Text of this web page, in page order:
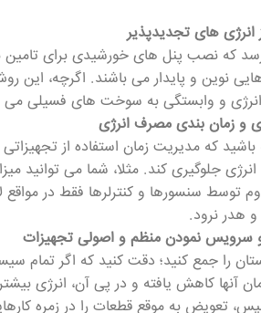
انرژی های تجدیدپذیر
که نصب پنل های خورشیدی برای تامین
نوین و پایدار می باشند. اگرچه، این
و وابستگی به سوخت های فسیلی می
و زمان بندی مصرف انرژی
که مدیریت زمان استفاده از
جلوگیری کند. مثلا، شما می توانید
توسط سنسورها و کنترلرها فقط در
هدر نرود.
سرویس نمودن منظم و اصولی تجهیزات
را جمع کنید؛ دقت کنید که اگر تمام
آنها کاهش یافته و در پی آن، انرژی
تعویض به موقع قطعات را در زمره